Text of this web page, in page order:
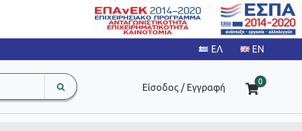
search
input
Είσοδος / Εγγραφή
0